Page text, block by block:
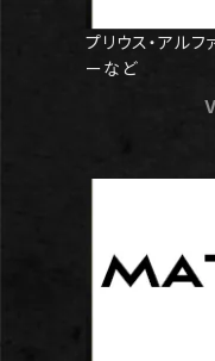
プリウス・アルフ
ーなど